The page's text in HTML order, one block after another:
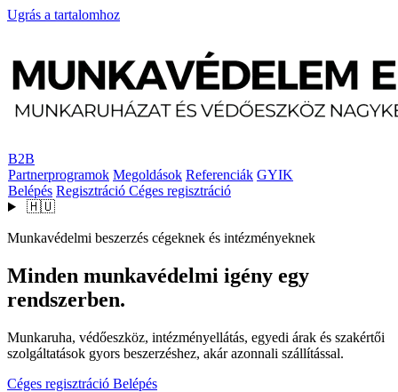
Ugrás a tartalomhoz
B2B
Partnerprogramok Megoldások Referenciák GYIK
Belépés Regisztráció Céges regisztráció
🇭🇺
Munkavédelmi beszerzés cégeknek és intézményeknek
Minden munkavédelmi igény egy
rendszerben.
Munkaruha, védőeszköz, intézményellátás, egyedi árak és szakértői
szolgáltatások gyors beszerzéshez, akár azonnali szállítással.
Céges regisztráció Belépés